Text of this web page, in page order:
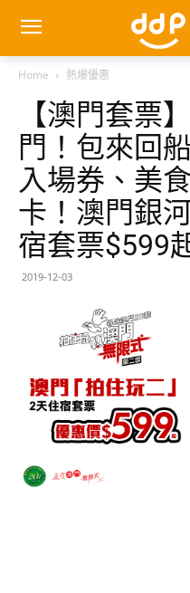
Home 熱爆優惠
【澳門套票
門！包來回
入場券、美
卡！澳門銀
宿套票$599
2019-12-03